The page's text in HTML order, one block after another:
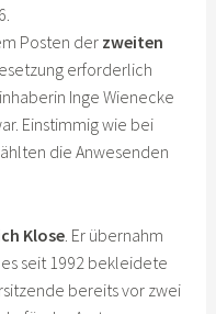
Posten derzweiten
erforderlich
Inge Wienecke
Einstimmig wie bei
die Anwesenden
Klose. Er übernahm
seit 1992 bekleidete
bereits vor zwei